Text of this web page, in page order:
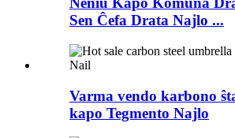
Sen Ĉefa Drata Najlo ...
Varma vendo karbono
kapo Tegmento Najlo